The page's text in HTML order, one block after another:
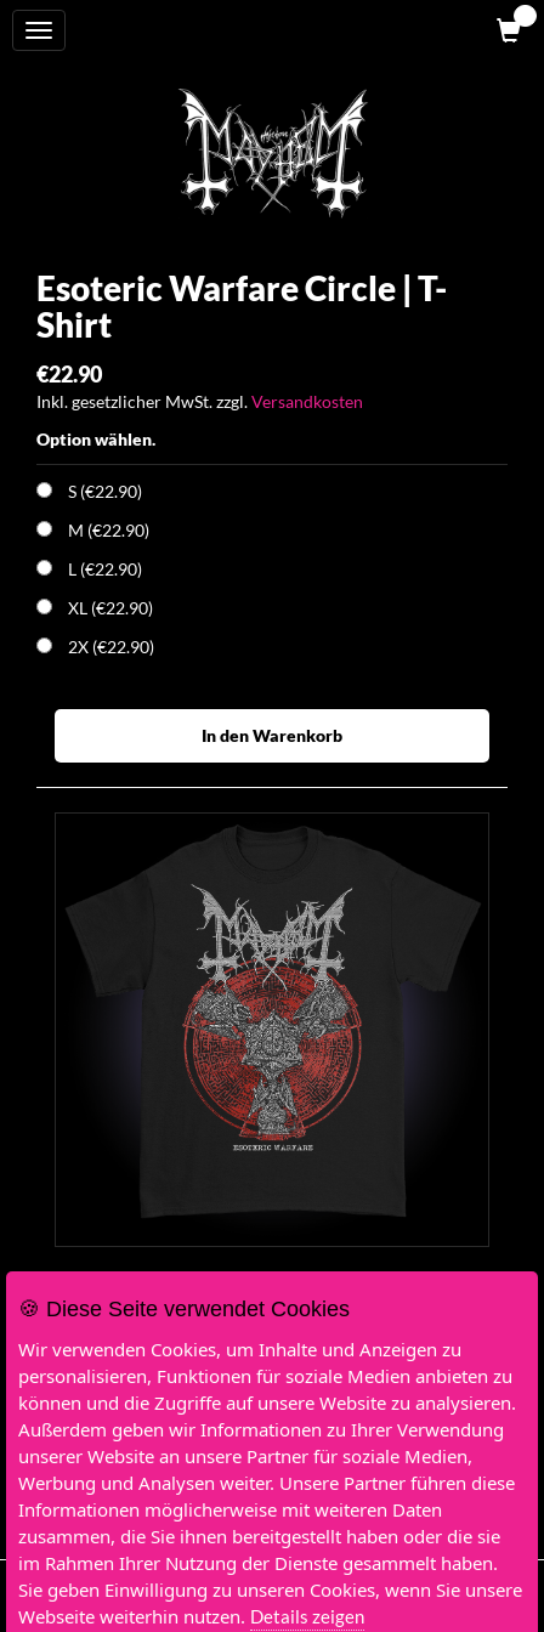
Toggle
navigation
Esoteric Warfare Circle | T-
Shirt
€22.90
Inkl. gesetzlicher MwSt. zzgl.Versandkosten
Option wählen.
S (€22.90)
M (€22.90)
L (€22.90)
XL (€22.90)
2X (€22.90)
In den Warenkorb
Weitere Informationen
Farbe: Schwarz
Hersteller: Gildan
Produkt: Heavy Cotton
Druck: 1-seitig
Textile Bestandteile: 100% Baumwolle
Geschlecht: Male
Sanforisieren: Preshrunk
Get Help Order Status Revocation Of Order
Privacy Policy
Imprint
🍪 Diese Seite verwendet Cookies
Wir verwenden Cookies, um Inhalte und Anzeigen zu
personalisieren, Funktionen für soziale Medien anbieten zu
können und die Zugriffe auf unsere Website zu analysieren.
Außerdem geben wir Informationen zu Ihrer Verwendung
unserer Website an unsere Partner für soziale Medien,
Werbung und Analysen weiter. Unsere Partner führen diese
Informationen möglicherweise mit weiteren Daten
zusammen, die Sie ihnen bereitgestellt haben oder die sie
im Rahmen Ihrer Nutzung der Dienste gesammelt haben.
Sie geben Einwilligung zu unseren Cookies, wenn Sie unsere
Webseite weiterhin nutzen. Details zeigen